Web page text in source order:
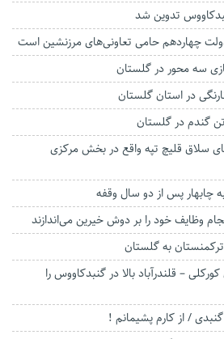
تدوین شد
چهاردهم حامی تعاونی‌های مرزنشین است
سلاق قلیچ تپه واقع در بخش مرکزی
چابهار پس از دو سال وقفه
وظایف خود را بر دوش خیرین می‌اندازند
به گلستان
– قلندرآباد بالا در گنبدکاووس را
/ از کارم پشیمانم !